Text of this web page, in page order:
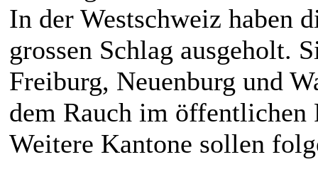
In der Westschweiz haben
grossen Schlag ausgeholt.
Freiburg, Neuenburg und
dem Rauch im öffentlichen
Weitere Kantone sollen